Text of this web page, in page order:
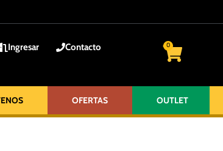
Ingresar Contacto 0
OFERTAS OUTLET